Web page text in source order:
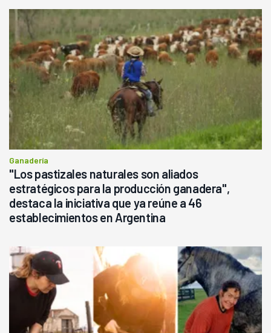
Ganadería
"Los pastizales naturales son aliados
estratégicos para la producción ganadera",
destaca la iniciativa que ya reúne a 46
establecimientos en Argentina